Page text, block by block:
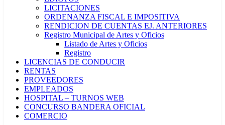
LICITACIONES
ORDENANZA FISCAL E IMPOSITIVA
RENDICION DE CUENTAS EJ. ANTERIORES
Registro Municipal de Artes y Oficios
Listado de Artes y Oficios
Registro
LICENCIAS DE CONDUCIR
RENTAS
PROVEEDORES
EMPLEADOS
HOSPITAL – TURNOS WEB
CONCURSO BANDERA OFICIAL
COMERCIO